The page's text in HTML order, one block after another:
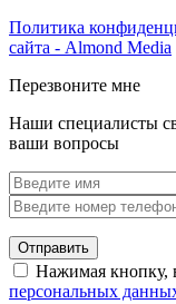
Политика
сайта - Almond Media
Перезвоните мне
Наши специалисты
ваши вопросы
Отправить
Нажимая кнопку,
персональных